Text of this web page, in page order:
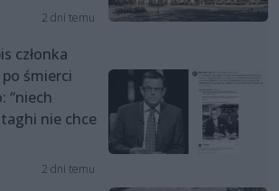
2 dni temu
członka
śmierci
“niech
nie chce
2 dni temu